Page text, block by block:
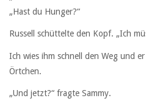
„Hast du Hunger?“
Russell schüttelte den Kopf. „Ich
Ich wies ihm schnell den Weg und
Örtchen.
„Und jetzt?“ fragte Sammy.